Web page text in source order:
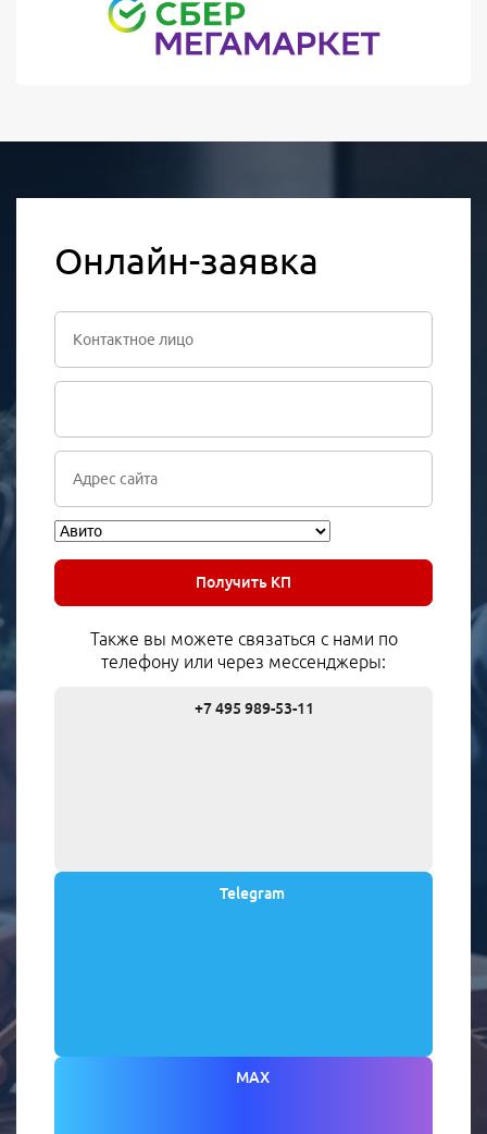
Онлайн-заявка
Получить КП
Также вы можете связаться с нами по
телефону или через мессенджеры:
+7 495 989-53-11
Telegram
MAX